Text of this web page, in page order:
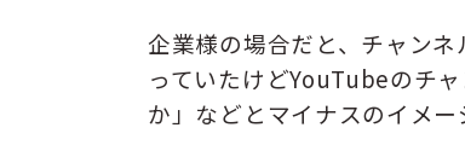
企業様の場合だと、チャン
っていたけどYouTubeのチ
か」などとマイナスのイメー